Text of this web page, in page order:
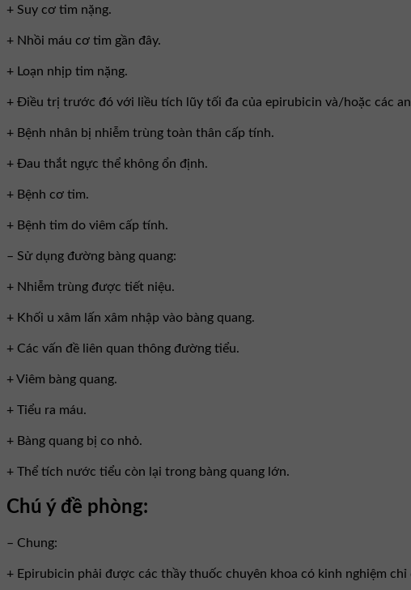
+ Suy cơ tim nặng.
+ Nhồi máu cơ tim gần đây.
+ Loạn nhịp tim nặng.
+ Điều trị trước đó với liều tích lũy tối đa của epirubicin và/hoặc các
+ Bệnh nhân bị nhiễm trùng toàn thân cấp tính.
+ Đau thắt ngực thể không ổn định.
+ Bệnh cơ tim.
+ Bệnh tim do viêm cấp tính.
– Sử dụng đường bàng quang:
+ Nhiễm trùng được tiết niệu.
+ Khối u xâm lấn xâm nhập vào bàng quang.
+ Các vấn đề liên quan thông đường tiểu.
+ Viêm bàng quang.
+ Tiểu ra máu.
+ Bàng quang bị co nhỏ.
+ Thể tích nước tiểu còn lại trong bàng quang lớn.
Chú ý đề phòng:
– Chung:
+ Epirubicin phải được các thầy thuốc chuyên khoa có kinh nghiệm chỉ